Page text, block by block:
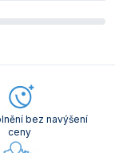
bez navýšení
ceny